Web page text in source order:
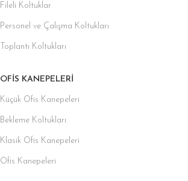
Fileli Koltuklar
Personel ve Çalışma Koltukları
Toplantı Koltukları
OFIS KANEPELERI
Küçük Ofis Kanepeleri
Bekleme Koltukları
Klasik Ofis Kanepeleri
Ofis Kanepeleri